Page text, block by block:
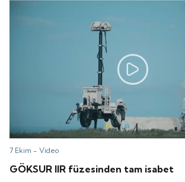
7 Ekim -Video
GÖKSUR IIR füzesinden tam isabet